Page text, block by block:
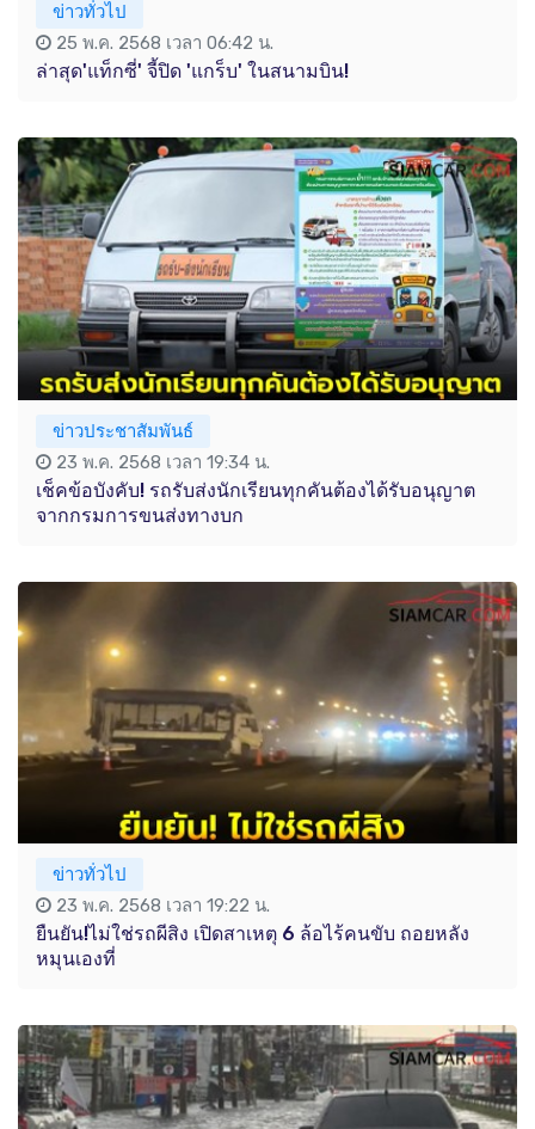
ข่าวทั่วไป
25 พ.ค. 2568 เวลา 06:42 น.
ล่าสุด'แท็กซี่' จี้ปิด 'แกร็บ' ในสนามบิน!
ข่าวประชาสัมพันธ์
23 พ.ค. 2568 เวลา 19:34 น.
เช็คข้อบังคับ! รถรับส่งนักเรียนทุกคันต้องได้รับอนุญาต
จากกรมการขนส่งทางบก
ข่าวทั่วไป
23 พ.ค. 2568 เวลา 19:22 น.
ยืนยัน!ไม่ใช่รถผีสิง เปิดสาเหตุ 6 ล้อไร้คนขับ ถอยหลัง
หมุนเองที่